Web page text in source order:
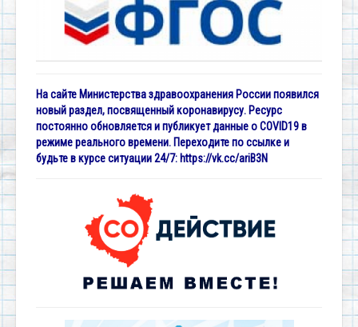
На сайте Министерства здравоохранения России появился
новый раздел, посвященный коронавирусу. Ресурс
постоянно обновляется и публикует данные о COVID19 в
режиме реального времени. Переходите по ссылке и
будьте в курсе ситуации 24/7: https://vk.cc/ariB3N